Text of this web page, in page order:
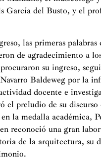
García del Busto, y el
las primeras palabras
de agradecimiento a
su ingreso,
Baldeweg por la
docente e
el preludio de su discurso
la medalla académica,
reconoció una gran
de la arquitectura, su